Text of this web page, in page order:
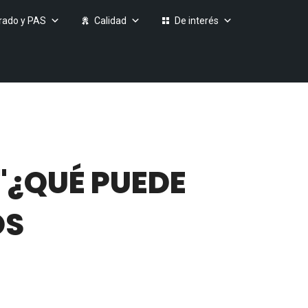
y PAS Calidad De interés
PUEDE